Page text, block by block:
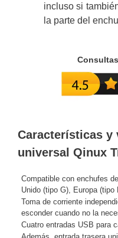
incluso si
la parte del
Características y
universal Qinux
Compatible con enchufes
Unido (tipo G), Europa
Toma de corriente
esconder cuando no la
Cuatro entradas USB para